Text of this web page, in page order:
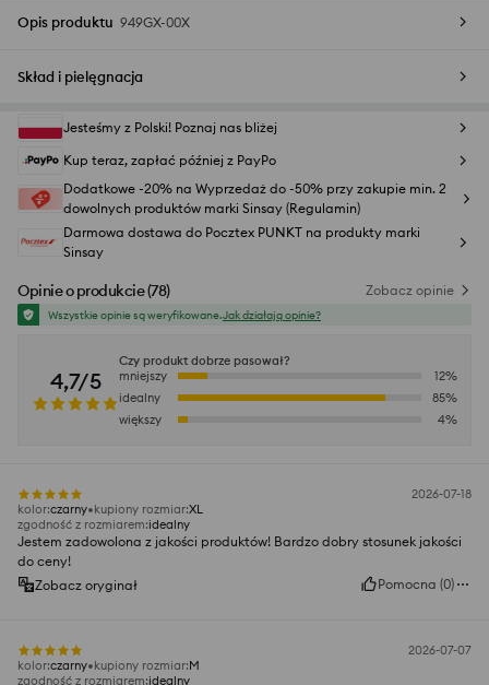
Opis produktu 949GX-00X
Skład i pielęgnacja
Jesteśmy z Polski! Poznaj nas bliżej
Kup teraz, zapłać później z PayPo
Dodatkowe -20% na Wyprzedaż do -50% przy zakupie min. 2
dowolnych produktów marki Sinsay (Regulamin)
Darmowa dostawa do Pocztex PUNKT na produkty marki
Sinsay
Opinie o produkcie(78) Zobacz opinie
Wszystkie opinie są weryfikowane.Jak działają opinie?
4,7/5
Czy produkt dobrze pasował?
mniejszy
12%
idealny
85%
większy
4%
2026-07-18
kolor:czarny kupiony rozmiar:XL
zgodność z rozmiarem:idealny
Jestem zadowolona z jakości produktów! Bardzo dobry stosunek jakości
do ceny!
Zobacz oryginał
Pomocna (0)
2026-07-07
kolor:czarny kupiony rozmiar:M
zgodność z rozmiarem:idealny